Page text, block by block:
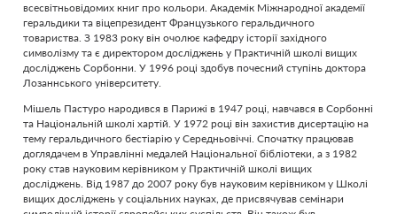
всесвітньовідомих книг про кольори. Академік Міжнародної академії
геральдики та віцепрезидент Французького геральдичного
товариства. З 1983 року він очолює кафедру історії західного
символізму та є директором досліджень у Практичній школі вищих
досліджень Сорбонни. У 1996 році здобув почесний ступінь доктора
Лозаннського університету.
Мішель Пастуро народився в Парижі в 1947 році, навчався в Сорбонні
та Національній школі хартій. У 1972 році він захистив дисертацію на
тему геральдичного бестіарію у Середньовіччі. Спочатку працював
доглядачем в Управлінні медалей Національної бібліотеки, а з 1982
року став науковим керівником у Практичній школі вищих
досліджень. Від 1987 до 2007 року був науковим керівником у Школі
вищих досліджень у соціальних науках, де присвячував семінари